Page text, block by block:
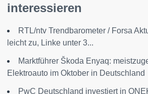
interessieren
RTL/ntv Trendbarometer / Forsa
leicht zu, Linke unter 3...
Marktführer Škoda Enyaq:
Elektroauto im Oktober in Deutschland
PwC Deutschland investiert in